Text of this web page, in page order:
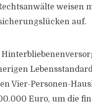
weisen
auf.
Vier-Personen-
Euro, um die